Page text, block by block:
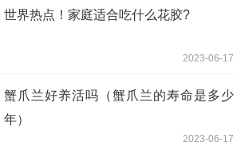
世界热点！家庭适合吃什么花胶?
2023-06-17
蟹爪兰好养活吗（蟹爪兰的寿命是多少
年）
2023-06-17